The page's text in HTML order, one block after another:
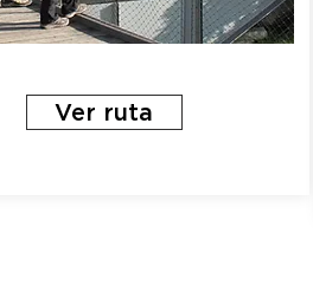
Ver ruta